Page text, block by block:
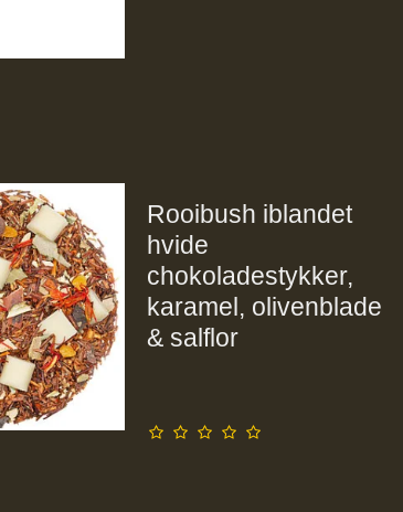
Rooibush iblandet
hvide
chokoladestykker,
karamel, olivenblade
& salflor